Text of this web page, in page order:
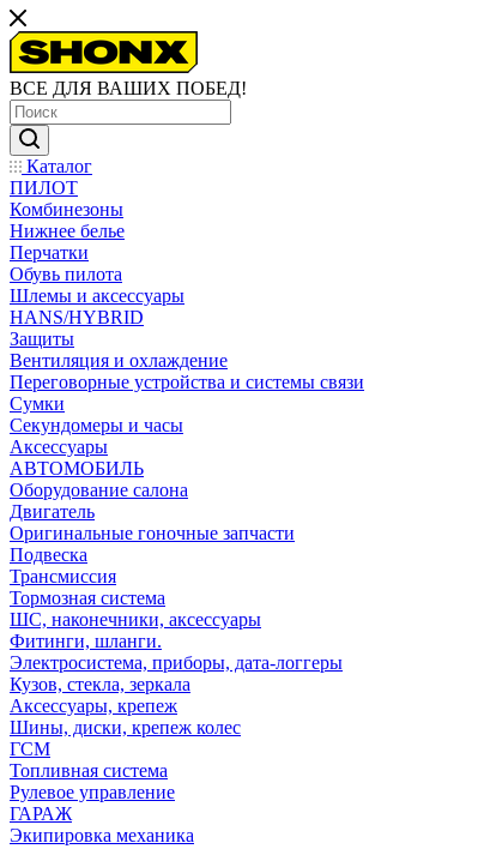
ВСЕ ДЛЯ ВАШИХ ПОБЕД!
Каталог
ПИЛОТ
Комбинезоны
Нижнее белье
Перчатки
Обувь пилота
Шлемы и аксессуары
HANS/HYBRID
Защиты
Вентиляция и охлаждение
Переговорные устройства и системы связи
Сумки
Секундомеры и часы
Аксессуары
АВТОМОБИЛЬ
Оборудование салона
Двигатель
Оригинальные гоночные запчасти
Подвеска
Трансмиссия
Тормозная система
ШС, наконечники, аксессуары
Фитинги, шланги.
Электросистема, приборы, дата-логгеры
Кузов, стекла, зеркала
Аксессуары, крепеж
Шины, диски, крепеж колес
ГСМ
Топливная система
Рулевое управление
ГАРАЖ
Экипировка механика